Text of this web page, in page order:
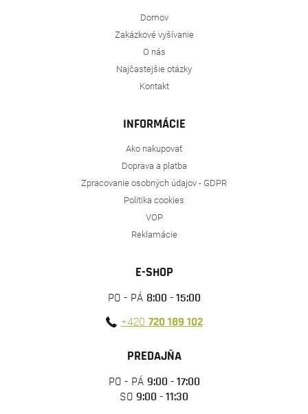
Domov
Zakázkové vyšívanie
O nás
Najčastejšie otázky
Kontakt
INFORMÁCIE
Ako nakupovať
Doprava a platba
Zpracovanie osobných údajov - GDPR
Politika cookies
VOP
Reklamácie
E-SHOP
PO - PÁ 8:00 - 15:00
+420 720 189 102
PREDAJŇA
PO - PÁ 9:00 - 17:00
SO 9:00 - 11:30